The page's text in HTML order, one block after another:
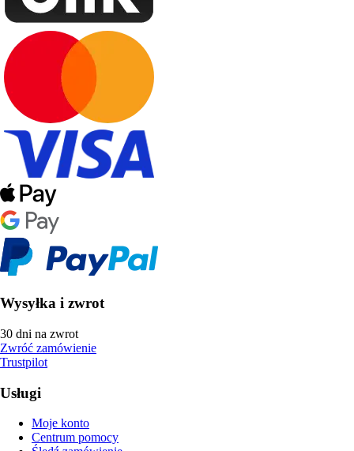
Wysyłka i zwrot
30 dni na zwrot
Zwróć zamówienie
Trustpilot
Usługi
Moje konto
Centrum pomocy